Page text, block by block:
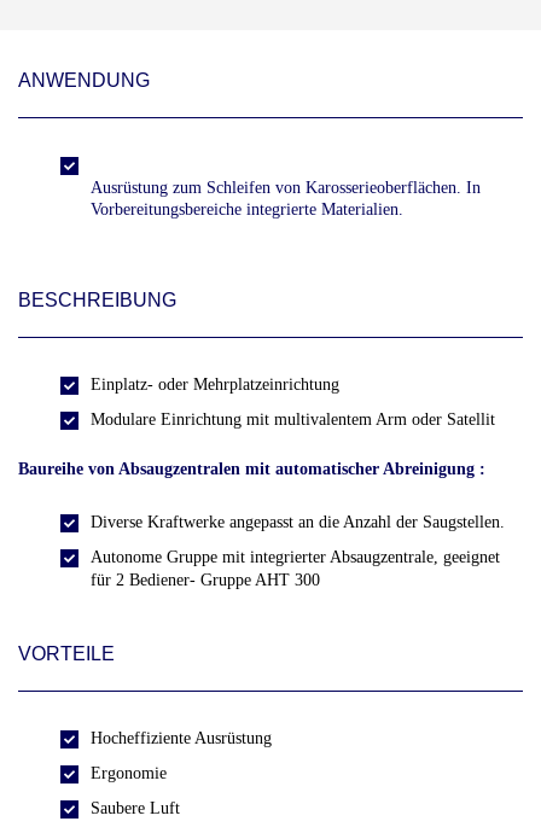
ANWENDUNG
Ausrüstung zum Schleifen von Karosserieoberflächen. In
Vorbereitungsbereiche integrierte Materialien.
BESCHREIBUNG
Einplatz- oder Mehrplatzeinrichtung
Modulare Einrichtung mit multivalentem Arm oder Satellit
Baureihe von Absaugzentralen mit automatischer Abreinigung :
Diverse Kraftwerke angepasst an die Anzahl der Saugstellen.
Autonome Gruppe mit integrierter Absaugzentrale, geeignet
für 2 Bediener- Gruppe AHT 300
VORTEILE
Hocheffiziente Ausrüstung
Ergonomie
Saubere Luft